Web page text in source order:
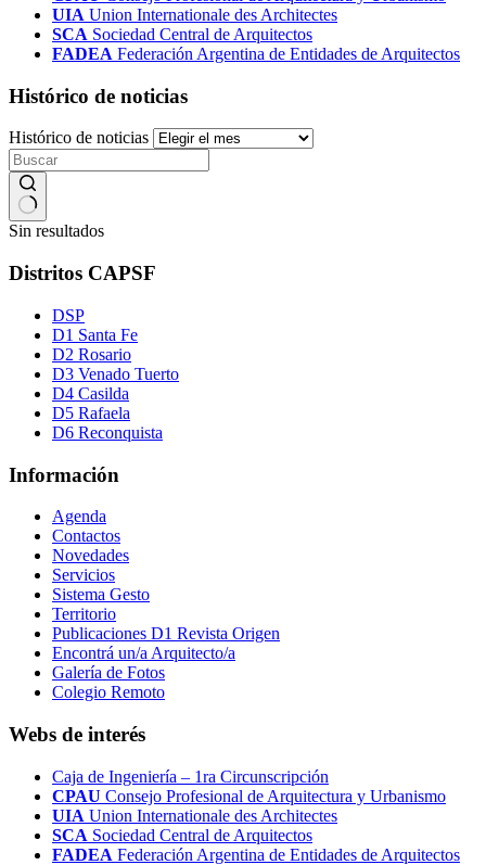
UIA Union Internationale des Architectes
SCA Sociedad Central de Arquitectos
FADEA Federación Argentina de Entidades de Arquitectos
Histórico de noticias
Histórico de noticias
Sin resultados
Distritos CAPSF
DSP
D1 Santa Fe
D2 Rosario
D3 Venado Tuerto
D4 Casilda
D5 Rafaela
D6 Reconquista
Información
Agenda
Contactos
Novedades
Servicios
Sistema Gesto
Territorio
Publicaciones D1 Revista Origen
Encontrá un/a Arquitecto/a
Galería de Fotos
Colegio Remoto
Webs de interés
Caja de Ingeniería – 1ra Circunscripción
CPAU Consejo Profesional de Arquitectura y Urbanismo
UIA Union Internationale des Architectes
SCA Sociedad Central de Arquitectos
FADEA Federación Argentina de Entidades de Arquitectos